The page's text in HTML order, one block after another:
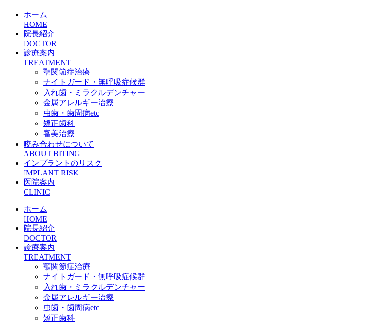
ホーム
HOME
院長紹介
DOCTOR
診療案内
TREATMENT
顎関節症治療
ナイトガード・無呼吸症候群
入れ歯・ミラクルデンチャー
金属アレルギー治療
虫歯・歯周病etc
矯正歯科
審美治療
咬み合わせについて
ABOUT BITING
インプラントのリスク
IMPLANT RISK
医院案内
CLINIC
ホーム
HOME
院長紹介
DOCTOR
診療案内
TREATMENT
顎関節症治療
ナイトガード・無呼吸症候群
入れ歯・ミラクルデンチャー
金属アレルギー治療
虫歯・歯周病etc
矯正歯科